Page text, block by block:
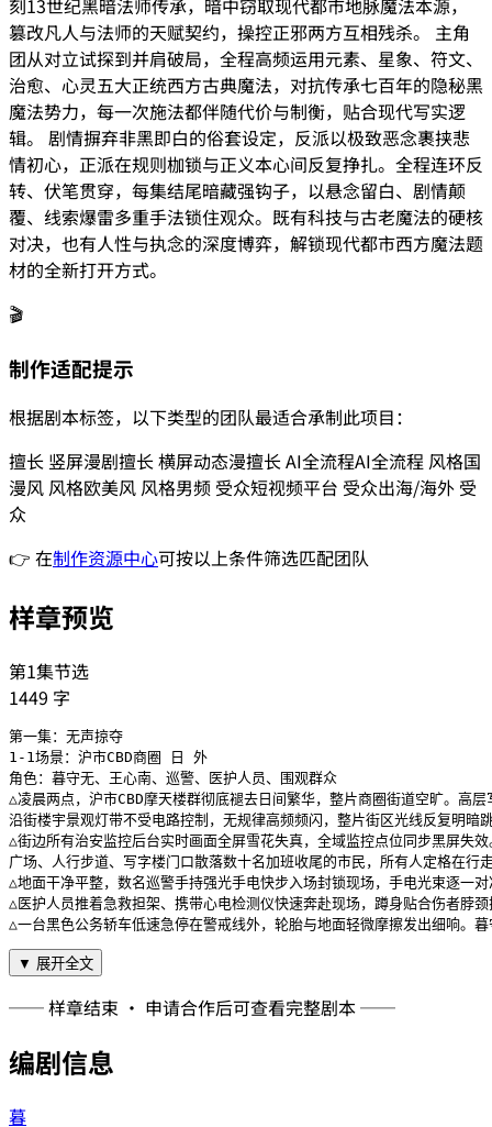
刻13世纪黑暗法师传承，暗中窃取现代都市地脉魔法本源，
篡改凡人与法师的天赋契约，操控正邪两方互相残杀。 主角
团从对立试探到并肩破局，全程高频运用元素、星象、符文、
治愈、心灵五大正统西方古典魔法，对抗传承七百年的隐秘黑
魔法势力，每一次施法都伴随代价与制衡，贴合现代写实逻
辑。 剧情摒弃非黑即白的俗套设定，反派以极致恶念裹挟悲
情初心，正派在规则枷锁与正义本心间反复挣扎。全程连环反
转、伏笔贯穿，每集结尾暗藏强钩子，以悬念留白、剧情颠
覆、线索爆雷多重手法锁住观众。既有科技与古老魔法的硬核
对决，也有人性与执念的深度博弈，解锁现代都市西方魔法题
材的全新打开方式。
🎬
制作适配提示
根据剧本标签，以下类型的团队最适合承制此项目：
擅长 竖屏漫剧擅长横屏动态漫擅长AI全流程AI全流程 风格国
漫风 风格欧美风 风格男频 受众短视频平台 受众出海/海外 受
众
👉 在制作资源中心可按以上条件筛选匹配团队
样章预览
第1集节选
1449 字
第一集：无声掠夺
1-1场景：沪市CBD商圈 日 外
角色：暮守无、王心南、巡警、医护人员、围观群众
△凌晨两点，沪市CBD摩天楼群彻底褪去日间繁华，整片商圈街道空旷。高
沿街楼宇景观灯带不受电路控制，无规律高频频闪，整片街区光线反复明暗
△街边所有治安监控后台实时画面全屏雪花失真，全域监控点位同步黑屏失效
广场、人行步道、写字楼门口散落数十名加班收尾的市民，所有人定格在
△地面干净平整，数名巡警手持强光手电快步入场封锁现场，手电光束逐一
△医护人员推着急救担架、携带心电检测仪快速奔赴现场，蹲身贴合伤者脖
△一台黑色公务轿车低速急停在警戒线外，轮胎与地面轻微摩擦发出细响。
▼ 展开全文
── 样章结束 · 申请合作后可查看完整剧本 ──
编剧信息
暮